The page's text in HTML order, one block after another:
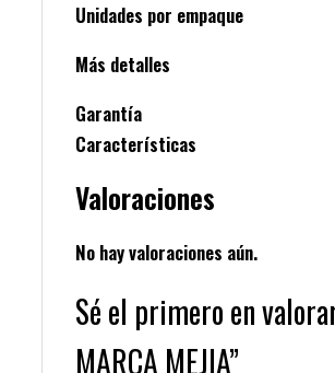
Unidades por
Más detalles
Garantía
Características
Valoraciones
No hay valoraciones aún.
Sé el primero en
MARCA MEJIA”